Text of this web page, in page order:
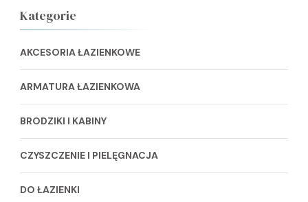
Kategorie
AKCESORIA ŁAZIENKOWE
ARMATURA ŁAZIENKOWA
BRODZIKI I KABINY
CZYSZCZENIE I PIELĘGNACJA
DO ŁAZIENKI